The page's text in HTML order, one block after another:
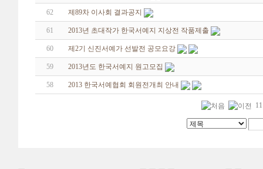
62 제89차 이사회 결과공지
61 2013년 초대작가 한국서예지 지상전 작품제출
60 제2기 신진서예가 선발전 공모요강
59 2013년도 한국서예지 원고모집
58 2013 한국서예협회 회원전개최 안내
11